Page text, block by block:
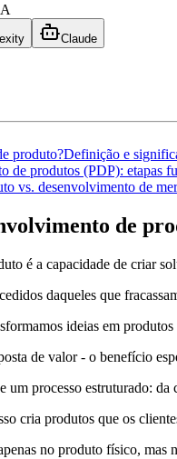
Claude
produto?Definição e
de produtos (PDP): etapas
vs. desenvolvimento de
de
é a capacidade de criar
daqueles que
ideias em
de valor - o benefício
processo estruturado:
cria produtos que os
no produto físico, mas